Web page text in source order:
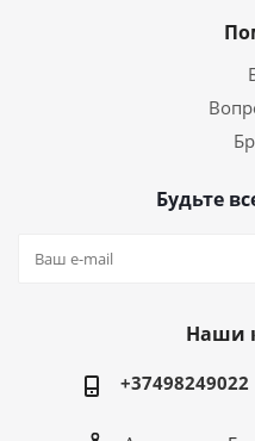
Будьте
Наши
+37498249022